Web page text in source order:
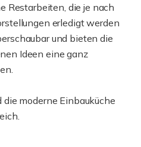
Restarbeiten, die je nach
erledigt werden
und bieten die
Ideen eine ganz
moderne Einbauküche